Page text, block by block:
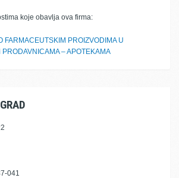
koje obavlja ova firma:
FARMACEUTSKIM PROIZVODIMA U
– APOTEKAMA
041